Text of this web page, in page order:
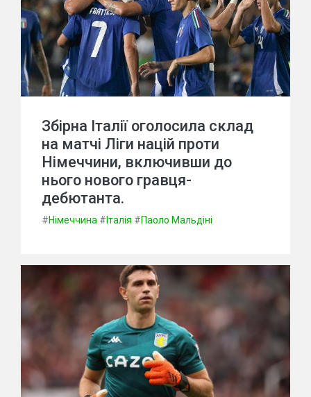
Збірна Італії оголосила склад
на матчі Ліги націй проти
Німеччини, включивши до
нього нового гравця-
дебютанта.
#Німеччина # Італія #Паоло Мальдіні